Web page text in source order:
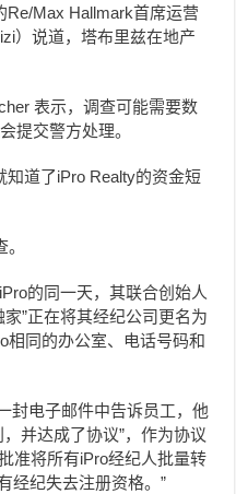
Re/Max Hallmark首席运营
）说道，塔布里兹在地产
表示，调查可能需要数
提交警方处理。
道了iPro Realty的资金短
的同一天，其联合创始人
”正在将其经纪公司更名为
相同的办公室、电话号码和
封电子邮件中告诉员工，他
并达成了协议”，作为协议
准将所有iPro经纪人批量转
经纪失去注册资格。”